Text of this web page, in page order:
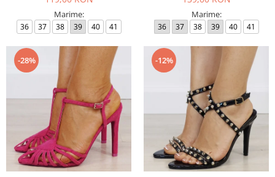
Marime:
36 37 38 39 40 41
Marime:
36 37 38 39 40 41
-28% -12%